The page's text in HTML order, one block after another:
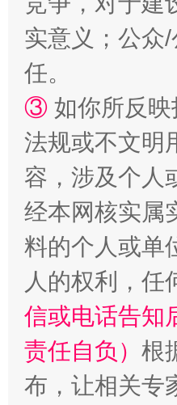
“蜀中异人”王建安的
实意义；公众
任。
③ 如你所反
法规或不文明
容，涉及个人
经本网核实属
料的个人或单
人的权利，任
信或电话告知
责任自负） 根
布，让相关专